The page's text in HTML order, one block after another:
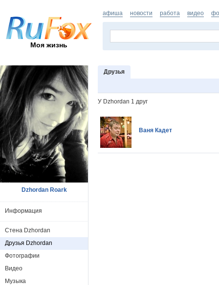
Моя жизнь
афиша новости работа видео
Друзья
У Dzhordan 1 друг
Ваня Кадет
Dzhordan Roark
Информация
Стена Dzhordan
Друзья Dzhordan
Фотографии
Видео
Музыка